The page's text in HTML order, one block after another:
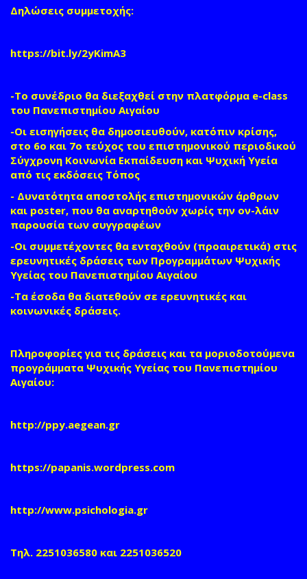
Δηλώσεις συμμετοχής:
https://bit.ly/2yKimA3
-Το συνέδριο θα διεξαχθεί στην πλατφόρμα e-class
του Πανεπιστημίου Αιγαίου
-Οι εισηγήσεις θα δημοσιευθούν, κατόπιν κρίσης,
στο 6ο και 7ο τεύχος του επιστημονικού περιοδικού
Σύγχρονη Κοινωνία Εκπαίδευση και Ψυχική Υγεία
από τις εκδόσεις Τόπος
- Δυνατότητα αποστολής επιστημονικών άρθρων
και poster, που θα αναρτηθούν χωρίς την ον-λάιν
παρουσία των συγγραφέων
-Οι συμμετέχοντες θα ενταχθούν (προαιρετικά) στις
ερευνητικές δράσεις των Προγραμμάτων Ψυχικής
Υγείας του Πανεπιστημίου Αιγαίου
-Τα έσοδα θα διατεθούν σε ερευνητικές και
κοινωνικές δράσεις.
Πληροφορίες για τις δράσεις και τα μοριοδοτούμενα
προγράμματα Ψυχικής Υγείας του Πανεπιστημίου
Αιγαίου:
http://ppy.aegean.gr
https://papanis.wordpress.com
http://www.psichologia.gr
Τηλ. 2251036580 και 2251036520